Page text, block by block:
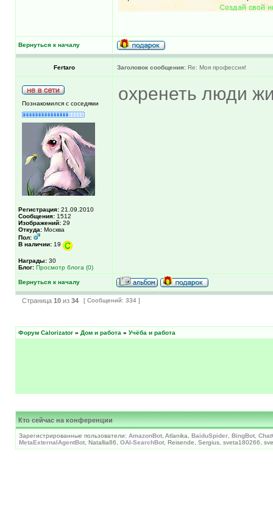
Вернуться к началу
Fertaro Заголовок сообщения: Re: Моя профессия!
Познакомился с соседями
Регистрация: 21.09.2010
Сообщения: 1512
Изображений: 29
Откуда: Москва
Пол:
В наличии: 19
Награды: 30
Блог: Просмотр блога (0)
охренеть люди
Вернуться к началу
Страница 10 из 34 [ Сообщений: 334 ]
Форум Calorizator » Дом и работа » Учёба и работа
Кто сейчас на конференции
Зарегистрированные пользователи: AmazonBot , Atlanika, BaiduSpider BingBot
MetaExternalAgentBot , Natallia86, OAI-SearchBot , Reisende, Sergius, sveta180266,